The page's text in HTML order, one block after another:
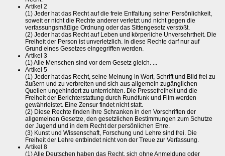
Artikel 2
(1) Jeder hat das Recht auf die freie Entfaltung seiner Persönlichkeit,
soweit er nicht die Rechte anderer verletzt und nicht gegen die
verfassungsmäßige Ordnung oder das Sittengesetz verstößt.
(2) Jeder hat das Recht auf Leben und körperliche Unversehrtheit. Die
Freiheit der Person ist unverletzlich. In diese Rechte darf nur auf
Grund eines Gesetzes eingegriffen werden.
Artikel 3
(1) Alle Menschen sind vor dem Gesetz gleich. ...
Artikel 5
(1) Jeder hat das Recht, seine Meinung in Wort, Schrift und Bild frei zu
äußern und zu verbreiten und sich aus allgemein zugänglichen
Quellen ungehindert zu unterrichten. Die Pressefreiheit und die
Freiheit der Berichterstattung durch Rundfunk und Film werden
gewährleistet. Eine Zensur findet nicht statt.
(2) Diese Rechte finden ihre Schranken in den Vorschriften der
allgemeinen Gesetze, den gesetzlichen Bestimmungen zum Schutze
der Jugend und in dem Recht der persönlichen Ehre.
(3) Kunst und Wissenschaft, Forschung und Lehre sind frei. Die
Freiheit der Lehre entbindet nicht von der Treue zur Verfassung.
Artikel 8
(1) Alle Deutschen haben das Recht, sich ohne Anmeldung oder